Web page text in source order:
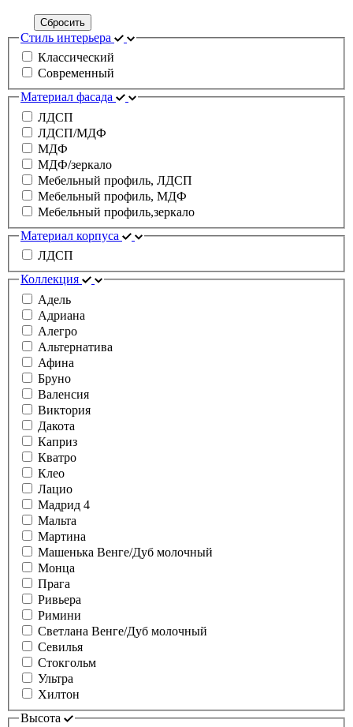
Сбросить
Стиль интерьера
Классический
Современный
Материал фасада
ЛДСП
ЛДСП/МДФ
МДФ
МДФ/зеркало
Мебельный профиль, ЛДСП
Мебельный профиль, МДФ
Мебельный профиль,зеркало
Материал корпуса
ЛДСП
Коллекция
Адель
Адриана
Алегро
Альтернатива
Афина
Бруно
Валенсия
Виктория
Дакота
Каприз
Кватро
Клео
Лацио
Мадрид 4
Мальта
Мартина
Машенька Венге/Дуб молочный
Монца
Прага
Ривьера
Римини
Светлана Венге/Дуб молочный
Севилья
Стокгольм
Ультра
Хилтон
Высота